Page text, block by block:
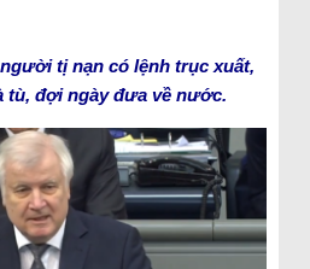
tị nạn có lệnh trục xuất,
tù, đợi ngày đưa về nước.